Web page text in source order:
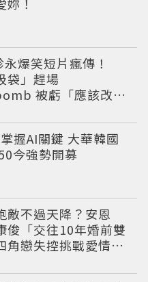
爆笑短片瘋傳！
袋」趕場
被虧「應該改名
握AI關鍵 大華韓國
今強勢開募
敵不過天降？安恩
俊「交往10年婚前雙
角戀失控挑戰愛情底